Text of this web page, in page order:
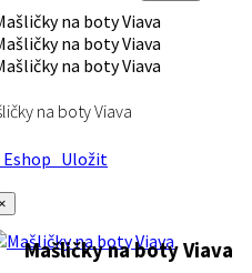
na boty Viava
Uložit
Mašličky na boty Viava